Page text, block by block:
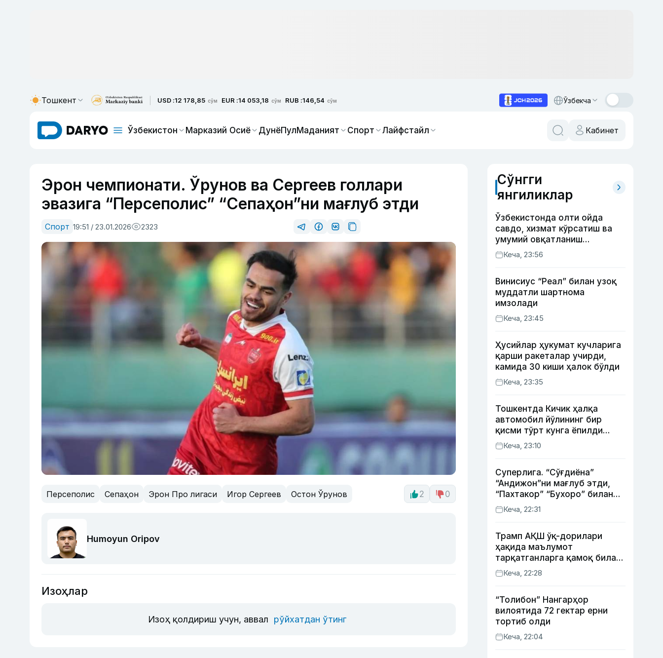
Тошкент USD :12 178,85 сўм EUR :14 053,18 сўм RUB :146,54 сўм Ўзбекча
Ўзбекистон Марказий Осиё ДунёПулМаданият Спорт Лайфстайл Кабинет
Эрон чемпионати. Ўрунов ва Сергеев голлари
эвазига “Персеполис” “Сепаҳон”ни мағлуб этди
Спорт 19:51 / 23.01.2026 2323
Персеполис Сепаҳон Эрон Про лигаси Игор Сергеев Остон Ўрунов 2 0
Humoyun Oripov
Изоҳлар
Изоҳ қолдириш учун, аввал рўйхатдан ўтинг
Сўнгги
янгиликлар
Ўзбекистонда олти ойда
савдо, хизмат кўрсатиш ва
умумий овқатланиш
корхоналари қанча солиқ
тўлагани очиқланди
Кеча, 23:56
Винисиус “Реал” билан узоқ
муддатли шартнома
имзолади
Кеча, 23:45
Ҳусийлар ҳукумат кучларига
қарши ракеталар учирди,
камида 30 киши ҳалок бўлди
Кеча, 23:35
Тошкентда Кичик ҳалқа
автомобил йўлининг бир
қисми тўрт кунга ёпилди
(харита)
Кеча, 23:10
Суперлига. “Сўғдиёна”
“Андижон”ни мағлуб этди,
“Пахтакор” “Бухоро” билан
жанговар дуранг қайд этди
Кеча, 22:31
Трамп АҚШ ўқ-дорилари
ҳақида маълумот
тарқатганларга қамоқ билан
таҳдид қилди
Кеча, 22:28
“Толибон” Нангарҳор
вилоятида 72 гектар ерни
тортиб олди
Кеча, 22:04